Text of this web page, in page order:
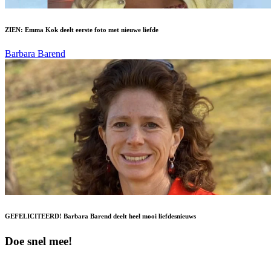
ZIEN: Emma Kok deelt eerste foto met nieuwe liefde
Barbara Barend
GEFELICITEERD! Barbara Barend deelt heel mooi liefdesnieuws
Doe snel mee!